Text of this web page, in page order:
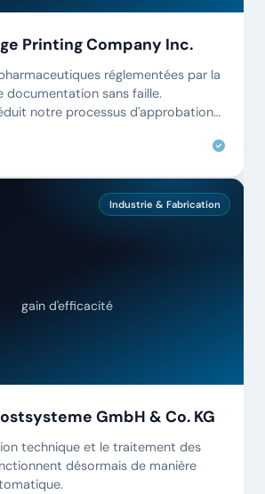
Printing Company Inc.
réglementées par la
documentation sans faille.
notre processus d'approbation
Industrie & Fabrication
gain d'efficacité
GmbH & Co. KG
technique et le traitement des
désormais de manière